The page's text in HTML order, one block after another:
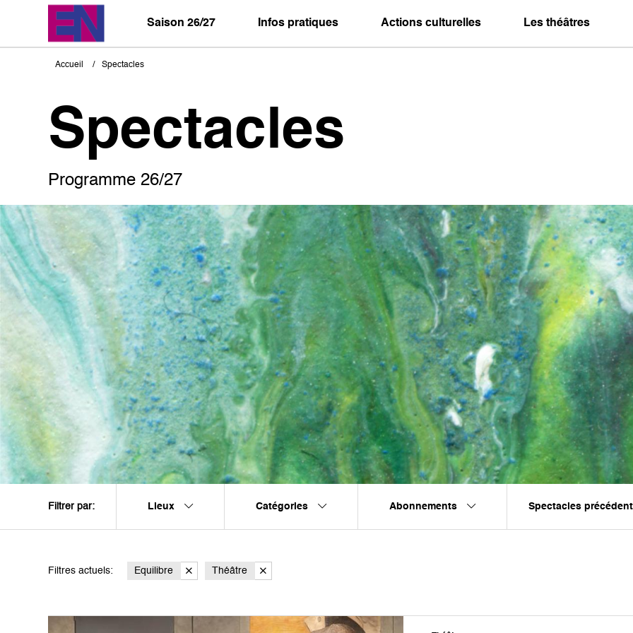
Saison 26/27 Infos pratiques Actions culturelles Les théâtres
Fil
Accueil Spectacles
Spectacles
Programme 26/27
Filtrer par: Lieux Catégories Abonnements Spectacles
Filtres actuels: Equilibre Théâtre